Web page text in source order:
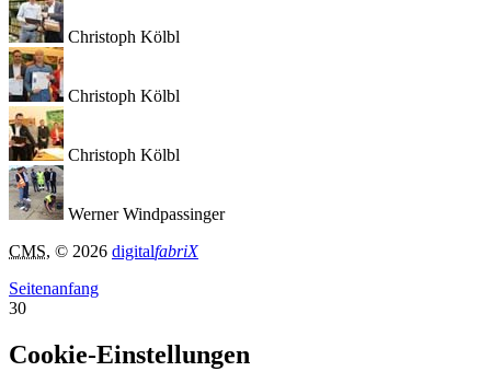
Christoph Kölbl
Christoph Kölbl
Christoph Kölbl
Werner Windpassinger
CMS, © 2026 digitalfabriX
Seitenanfang
30
Cookie-Einstellungen